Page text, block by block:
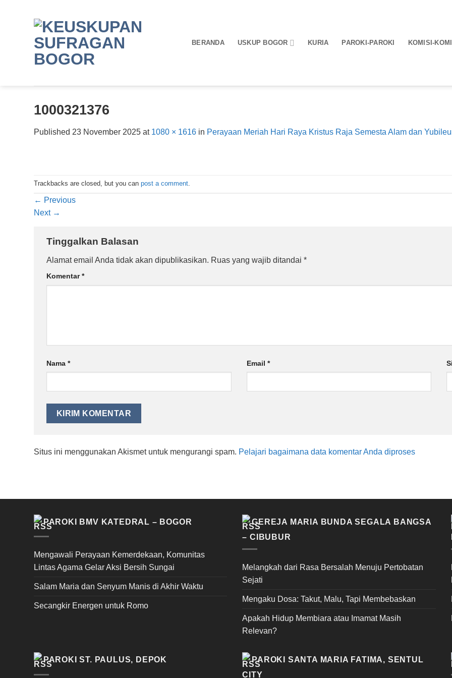
BERANDA USKUP BOGOR KURIA PAROKI-PAROKI KOMISI-
1000321376
Published 23 November 2025 at 1080 × 1616 in Perayaan Meriah Hari Raya Kristus Raja Semesta Alam dan
Trackbacks are closed, but you can post a comment
← Previous
Next →
Tinggalkan Balasan
Alamat email Anda tidak akan dipublikasikan. Ruas yang wajib ditandai *
Komentar*
Nama * Email *
Situs ini menggunakan Akismet untuk mengurangi spam. Pelajari bagaimana data komentar Anda diproses
PAROKI BMV KATEDRAL – BOGOR
Mengawali Perayaan Kemerdekaan, Komunitas
Lintas Agama Gelar Aksi Bersih Sungai
Salam Maria dan Senyum Manis di Akhir Waktu
Secangkir Energen untuk Romo
GEREJA MARIA BUNDA SEGALA BANGSA
– CIBUBUR
Melangkah dari Rasa Bersalah Menuju Pertobatan
Sejati
Mengaku Dosa: Takut, Malu, Tapi Membebaskan
Apakah Hidup Membiara atau Imamat Masih
Relevan?
PAROKI ST. PAULUS, DEPOK
PAROKI SANTA MARIA FATIMA, SENTUL
CITY